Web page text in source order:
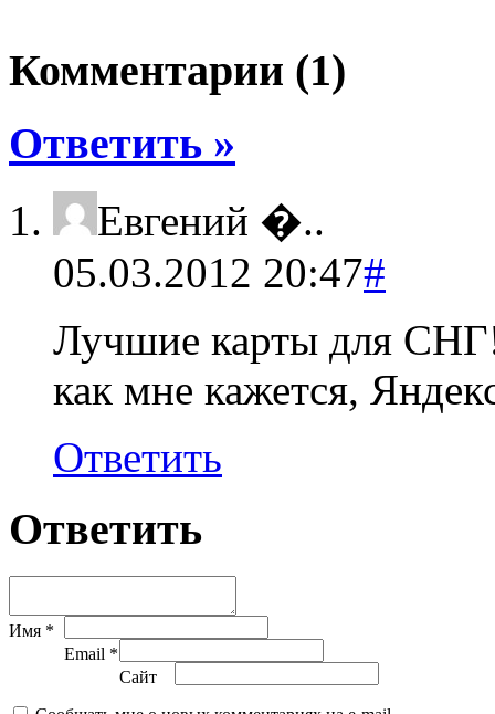
Комментарии (1)
Ответить »
Евгений �..
05.03.2012 20:47#
Лучшие карты для СНГ!
как мне кажется,
Ответить
Ответить
Имя *
Email *
Сайт